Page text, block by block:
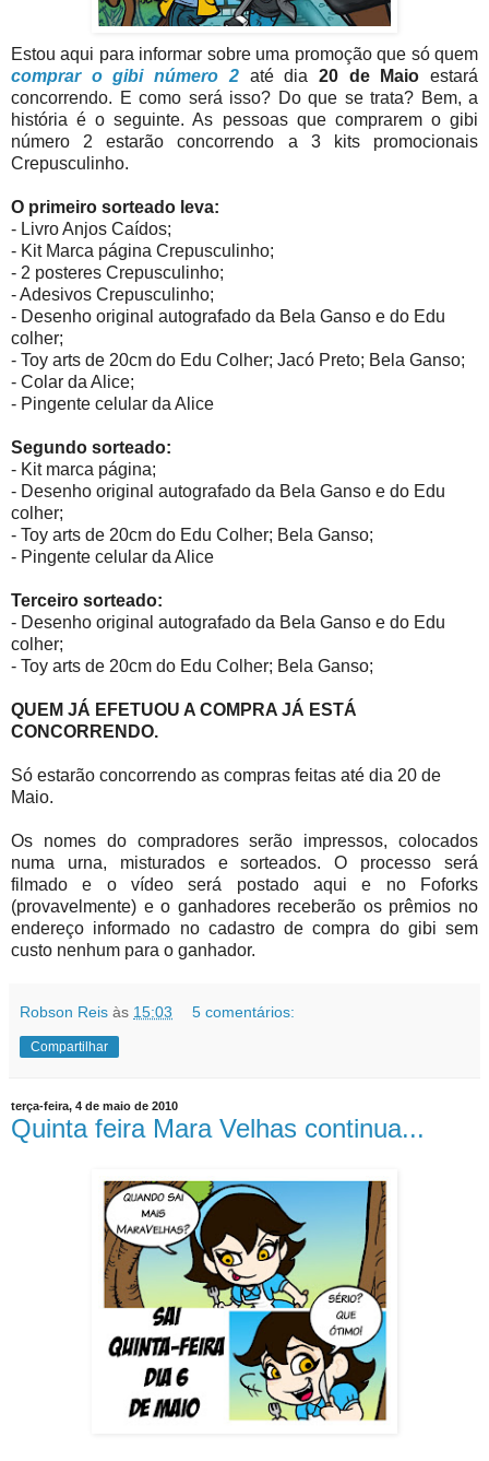
Estou aqui para informar sobre uma promoção que só quem
comprar o gibi número 2 até dia 20 de Maio estará
concorrendo. E como será isso? Do que se trata? Bem, a
história é o seguinte. As pessoas que comprarem o gibi
número 2 estarão concorrendo a 3 kits promocionais
Crepusculinho.
O primeiro sorteado leva:
- Livro Anjos Caídos;
- Kit Marca página Crepusculinho;
- 2 posteres Crepusculinho;
- Adesivos Crepusculinho;
- Desenho original autografado da Bela Ganso e do Edu
colher;
- Toy arts de 20cm do Edu Colher; Jacó Preto; Bela Ganso;
- Colar da Alice;
- Pingente celular da Alice
Segundo sorteado:
- Kit marca página;
- Desenho original autografado da Bela Ganso e do Edu
colher;
- Toy arts de 20cm do Edu Colher; Bela Ganso;
- Pingente celular da Alice
Terceiro sorteado:
- Desenho original autografado da Bela Ganso e do Edu
colher;
- Toy arts de 20cm do Edu Colher; Bela Ganso;
QUEM JÁ EFETUOU A COMPRA JÁ ESTÁ
CONCORRENDO.
Só estarão concorrendo as compras feitas até dia 20 de
Maio.
Os nomes do compradores serão impressos, colocados
numa urna, misturados e sorteados. O processo será
filmado e o vídeo será postado aqui e no Foforks
(provavelmente) e o ganhadores receberão os prêmios no
endereço informado no cadastro de compra do gibi sem
custo nenhum para o ganhador.
Robson Reis às 15:03 5 comentários:
Compartilhar
terça-feira, 4 de maio de 2010
Quinta feira Mara Velhas continua...